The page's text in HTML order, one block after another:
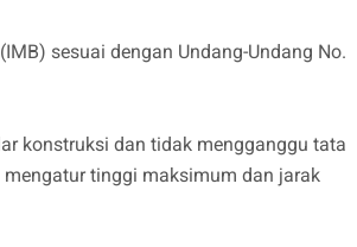
sesuai dengan Undang-Undang No.
konstruksi dan tidak mengganggu tata
tinggi maksimum dan jarak